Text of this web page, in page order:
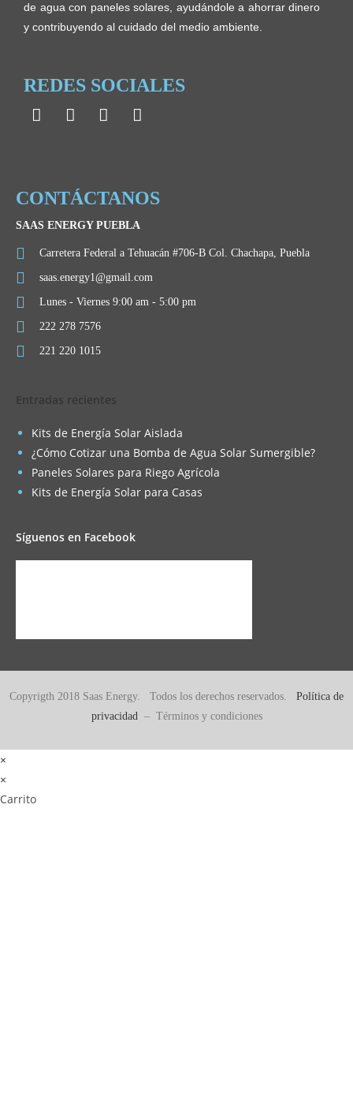
de agua con paneles solares, ayudándole a ahorrar dinero
y contribuyendo al cuidado del medio ambiente.
REDES SOCIALES
CONTÁCTANOS
SAAS ENERGY PUEBLA
Carretera Federal a Tehuacán #706-B Col. Chachapa, Puebla
saas.energy1@gmail.com
Lunes - Viernes 9:00 am - 5:00 pm
222 278 7576
221 220 1015
Entradas recientes
Kits de Energía Solar Aislada
¿Cómo Cotizar una Bomba de Agua Solar Sumergible?
Paneles Solares para Riego Agrícola
Kits de Energía Solar para Casas
Síguenos en Facebook
Copyrigth 2018 Saas Energy. Todos los derechos reservados. Política de
privacidad– Términos y condiciones
×
×
Carrito